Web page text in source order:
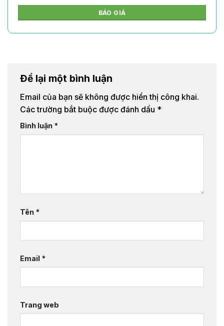
BÁO GIÁ
Để lại một bình luận
Email của bạn sẽ không được hiển thị công khai.
Các trường bắt buộc được đánh dấu *
Bình luận *
Tên *
Email *
Trang web